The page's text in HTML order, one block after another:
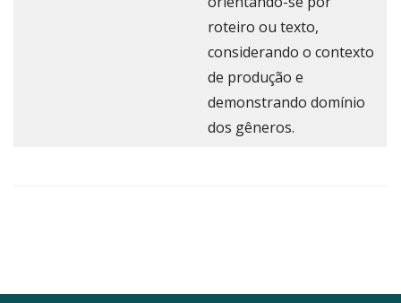
roteiro ou texto,
considerando o contexto
de produção e
demonstrando domínio
dos gêneros.